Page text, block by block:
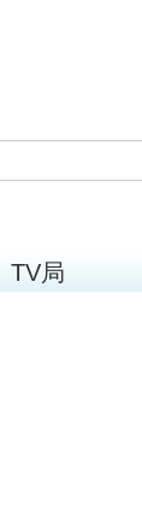
TV局